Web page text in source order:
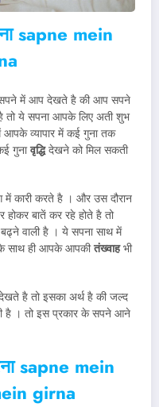
sapne mein
सपने में आप देखते है की आप सपने
तो ये सपना आपके लिए अती शुभ
व्यापार में कई गुना तक
गुनावृद्धिदेखने को मिल सकती
में कारी करते है । और उस दौरान
बातें कर रहे होते है तो
बढ्ने वाली है । ये सपना साथ में
के साथ ही आपके आपकीतंख्वाहभी
है तो इसका अर्थ है की जल्द
है । तो इस प्रकार के सपने आने
sapne mein
girna